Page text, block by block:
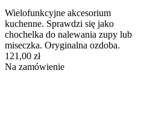
Wielofunkcyjne akcesorium
kuchenne. Sprawdzi się jako
chochelka do nalewania zupy lub
miseczka. Oryginalna ozdoba.
121,00 zł
Na zamówienie